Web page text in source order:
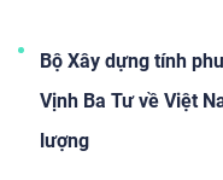
lại.
Bộ Xây dựng tính
Vịnh Ba Tư về Việt
lượng